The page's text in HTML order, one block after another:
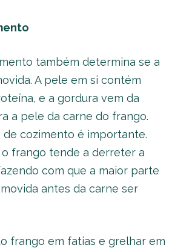
também determina se a
A pele em si contém
e a gordura vem da
a pele da carne do frango.
de cozimento é importante.
frango tende a derreter a
com que a maior parte
antes da carne ser
frango em fatias e grelhar em